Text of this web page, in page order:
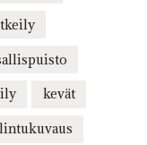
kevät
lintukuvaus